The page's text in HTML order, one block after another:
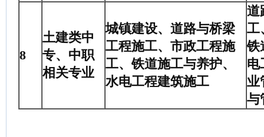
8
土建类中
专、中职
相关专业
城镇建设、道路与桥梁
工程施工、市政工程施
工、铁道施工与养护、
水电工程建筑施工
道
工
铁
电
业
与